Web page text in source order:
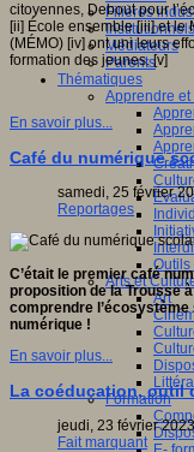
Filières
Institutionnels
Médiateurs
Parents
Thématiques
Apprendre
Outils
Arts et
Art
Formation
citoyennes, Debout pour
[ii] École ensemble [iii] et le
(MÉMO) [iv] ont uni leurs
formation des jeunes. [v]
En savoir plus...
Café du numérique
samedi, 25 février
Reportages
C’était le premier café
proposition de la Trousse
comprendre
numérique !
En savoir plus...
La coéducation, outil
jeudi, 23 février 2023
Fait marquant